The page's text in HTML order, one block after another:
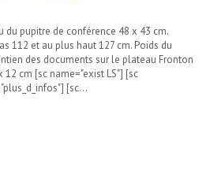
du pupitre de conférence 48 x 43 cm.
112 et au plus haut 127 cm. Poids du
des documents sur le plateau Fronton
cm [sc name="exist LS"] [sc
[sc…